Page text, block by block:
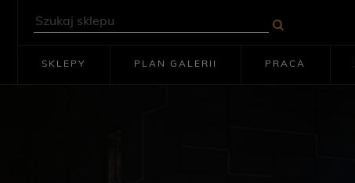
SKLEPY PLAN GALERII PRACA